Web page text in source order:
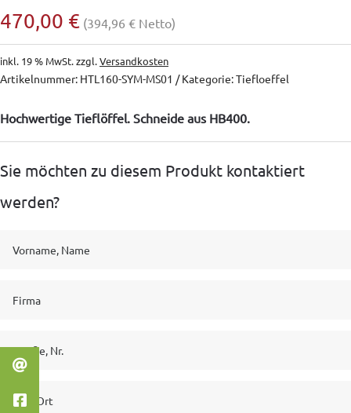
470,00 € (394,96 € Netto)
inkl. 19 % MwSt.zzgl.Versandkosten
Artikelnummer: HTL160-SYM-MS01 Kategorie:Tiefloeffel
Hochwertige Tieflöffel. Schneide aus HB400.
Sie möchten zu diesem Produkt kontaktiert
werden?